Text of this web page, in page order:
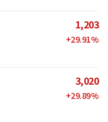
1,203
+29.91%
3,020
+29.89%